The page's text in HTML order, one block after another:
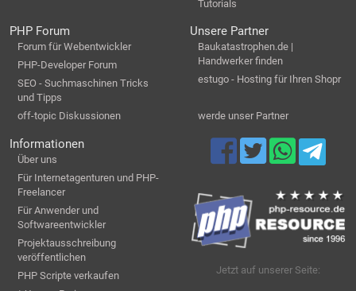
Tutorials
PHP Forum
Forum für Webentwickler
PHP-Developer Forum
SEO - Suchmaschinen Tricks
und Tipps
off-topic Diskussionen
Unsere Partner
Baukatastrophen.de |
Handwerker finden
estugo - Hosting für Ihren Shopr
werde unser Partner
Informationen
Über uns
Für Internetagenturen und PHP-
Freelancer
Für Anwender und
Softwareentwickler
Projektausschreibung
veröffentlichen
PHP Scripte verkaufen
Jetzt auf unserer Seite: